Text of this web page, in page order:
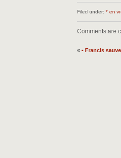
Filed under: * en
Comments are
« • Francis